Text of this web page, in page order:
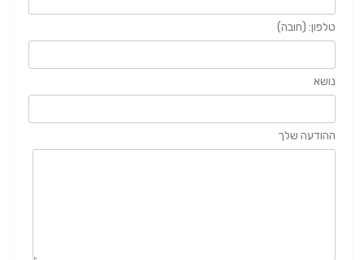
טלפון: (חובה)
נושא
ההודעה שלך